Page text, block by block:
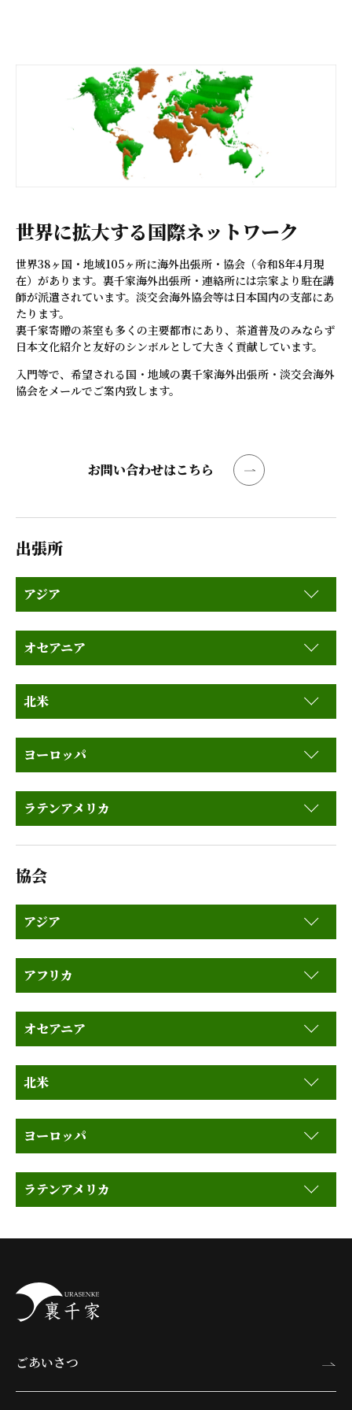
世界に拡大する国際ネットワーク
世界38ヶ国・地域105ヶ所に海外出張所・協会（令和8年4月現
在）があります。裏千家海外出張所・連絡所には宗家より駐在講
師が派遣されています。淡交会海外協会等は日本国内の支部にあ
たります。
裏千家寄贈の茶室も多くの主要都市にあり、茶道普及のみならず
日本文化紹介と友好のシンボルとして大きく貢献しています。
入門等で、希望される国・地域の裏千家海外出張所・淡交会海外
協会をメールでご案内致します。
お問い合わせはこちら
出張所
アジア
オセアニア
北米
ヨーロッパ
ラテンアメリカ
協会
アジア
アフリカ
オセアニア
北米
ヨーロッパ
ラテンアメリカ
ごあいさつ